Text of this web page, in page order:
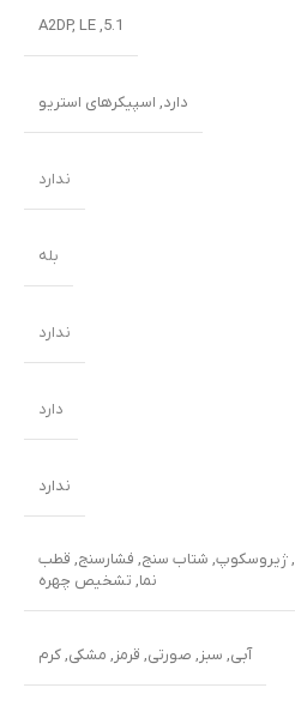
5.1, A2DP, LE
دارد, اسپیکرهای استریو
ندارد
بله
ندارد
دارد
ندارد
,ژیروسکوپ, شتاب سنج, فشارسنج, قطب
نما, تشخیص چهره
آبی, سبز, صورتی, قرمز, مشکی,کرم